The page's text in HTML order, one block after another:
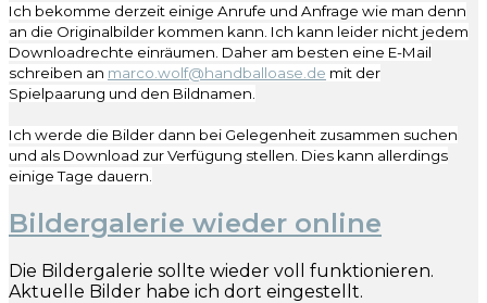
Ich bekomme derzeit einige Anrufe und Anfrage wie man denn
an die Originalbilder kommen kann. Ich kann leider nicht jedem
Downloadrechte einräumen. Daher am besten eine E-Mail
schreiben an marco.wolf@handballoase.de mit der
Spielpaarung und den Bildnamen.
Ich werde die Bilder dann bei Gelegenheit zusammen suchen
und als Download zur Verfügung stellen. Dies kann allerdings
einige Tage dauern.
Bildergalerie wieder online
Die Bildergalerie sollte wieder voll funktionieren.
Aktuelle Bilder habe ich dort eingestellt.